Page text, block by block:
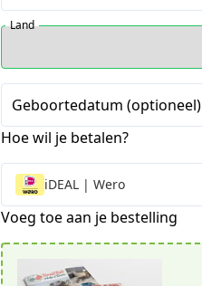
Land
Geboortedatum (optioneel)
Hoe wil je betalen?
iDEAL | Wero
Voeg toe aan je bestelling